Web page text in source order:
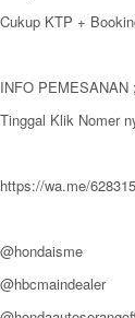
Cukup KTP +
INFO PEMESANAN ;
Tinggal Klik Nomer
https://wa.me/
@hondaisme
@hbcmaindealer